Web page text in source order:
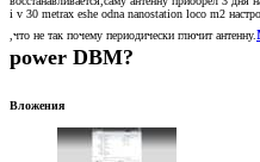
i v 30 metrax eshe odna nanostation loco m2
,что не так почему периодически глючит антенну.
power DBM?
Вложения